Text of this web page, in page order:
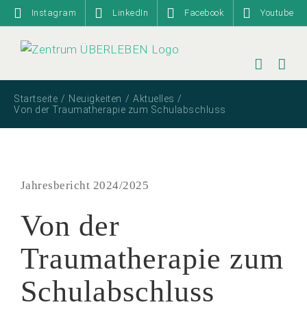
Zum
Inhalt
springen
Instagram LinkedIn Facebook Youtube
Startseite Neuigkeiten
Aktuelles
Von der Traumatherapie zum Schulabschluss
Jahresbericht 2024/2025
Von der
Traumatherapie zum
Schulabschluss